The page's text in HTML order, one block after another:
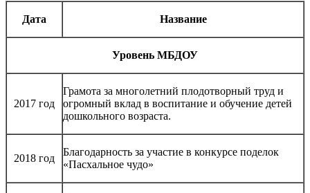
Дата Название
Уровень МБДОУ
2017 год
Грамота за многолетний плодотворный труд и
огромный вклад в воспитание и обучение детей
дошкольного возраста.
2018 год
Благодарность за участие в конкурсе поделок
«Пасхальное чудо»